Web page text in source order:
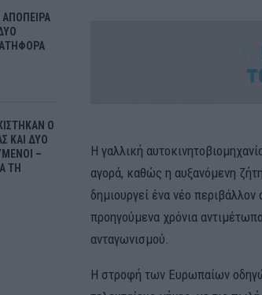
Η γαλλική
αγορά, καθώς η αυξανόμενη
δημιουργεί ένα νέο
προηγούμενα χρόνια
ανταγωνισμού.
Η στροφή των Ευρωπαίων
Ο
ΚΑΙ ΔΥΟ
–
ΤΗ